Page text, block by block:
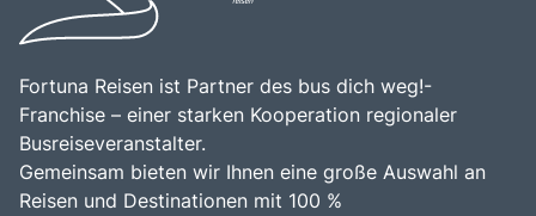
Fortuna Reisen ist Partner des bus dich weg!-
Franchise – einer starken Kooperation regionaler
Busreiseveranstalter.
Gemeinsam bieten wir Ihnen eine große Auswahl an
Reisen und Destinationen mit 100 %